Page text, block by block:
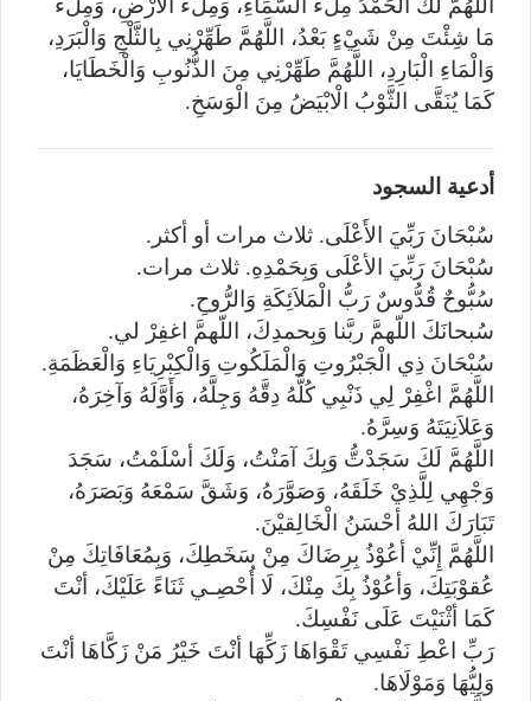
مَا شِئْتَ مِنْ شَيْءٍ بَعْدُ، اللَّهُمَّ طَهِّرْنِي بِالثَّلْجِ وَالْبَرَدِ،
وَالْمَاءِ الْبَارِدِ، اللَّهُمَّ طَهِّرْنِي مِنَ الذُّنُوبِ وَالْخَطَايَا،
كَمَا يُنَقَّى الثَّوْبُ الْابْيَضُ مِنَ الْوَسَخِ.
أدعية السجود
سُبْحَانَ رَبِّيَ الأَعْلَى. ثلاث مرات أو أكثر.
سُبْحَانَ رَبِّيَ الأعْلَى وَبِحَمْدِهِ. ثلاث مرات.
سُبُّوحٌ قُدُّوسٌ رَبُّ الْمَلاَئِكَةِ وَالرُّوحِ.
سُبحانَكَ اللّهمَّ ربَّنا وَبِحمدِكَ، اللّهمَّ اغفِرْ لي.
سُبْحَانَ ذِي الْجَبْرُوتِ وَالْمَلَكُوتِ وَالْكِبْرِيَاءِ وَالْعَظَمَةِ.
اللَّهُمَّ اغْفِرْ لِي ذَنْبِي كُلَّهُ دِقَّهُ وَجِلَّهُ، وَأَوَّلَهُ وَآخِرَهُ،
وَعَلاَنِيَتَهُ وَسِرَّهُ.
اللَّهُمَّ لَكَ سَجَدْتُّ وَبِكَ آمَنْتُ، وَلَكَ أسْلَمْتُ، سَجَدَ
وَجْهِي لِلَّذِيْ خَلَقَهُ، وَصَوَّرَهُ، وَشَقَّ سَمْعَهُ وَبَصَرَهُ،
تَبَارَكَ اللهُ أحْسَنُ الْخَالِقيْنَ.
اللَّهُمَّ إِنِّيْ أعُوْذُ بِرِضَاكَ مِنْ سَخَطِكَ، وَبِمُعَافَاتِكَ مِنْ
عُقوْبَتِكَ، وَأعُوْذُ بِكَ مِنْكَ، لَا أُحْصِـي ثَنَاءً عَلَيْكَ، أنْتَ
كَمَا أثْنَيْتَ عَلَى نَفْسِكَ.
رَبِّ اعْطِ نَفْسِي تَقْوَاهَا زَكِّهَا أنْتَ خَيْرُ مَنْ زَكَّاهَا أنْتَ
وَلِيُّهَا وَمَوْلَاهَا.